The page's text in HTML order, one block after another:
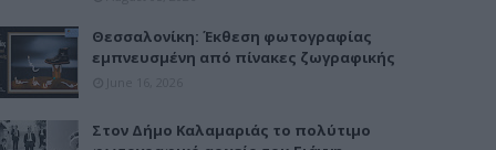
Θεσσαλονίκη: Έκθεση φωτογραφίας
εμπνευσμένη από πίνακες ζωγραφικής
Στον Δήμο Καλαμαριάς το πολύτιμο